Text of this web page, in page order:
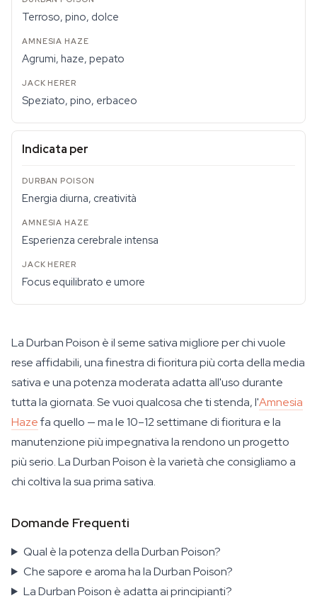
Terroso, pino, dolce
Agrumi, haze, pepato
Speziato, pino, erbaceo
Indicata per
Energia diurna, creatività
Esperienza cerebrale intensa
Focus equilibrato e umore
La Durban Poison è il seme sativa migliore per chi vuole
rese affidabili, una finestra di fioritura più corta della media
sativa e una potenza moderata adatta all'uso durante
tutta la giornata. Se vuoi qualcosa che ti stenda, l'Amnesia
Hazefa quello — ma le 10–12 settimane di fioritura e la
manutenzione più impegnativa la rendono un progetto
più serio. La Durban Poison è la varietà che consigliamo a
chi coltiva la sua prima sativa.
Domande Frequenti
Qual è la potenza della Durban Poison?
Che sapore e aroma ha la Durban Poison?
La Durban Poison è adatta ai principianti?